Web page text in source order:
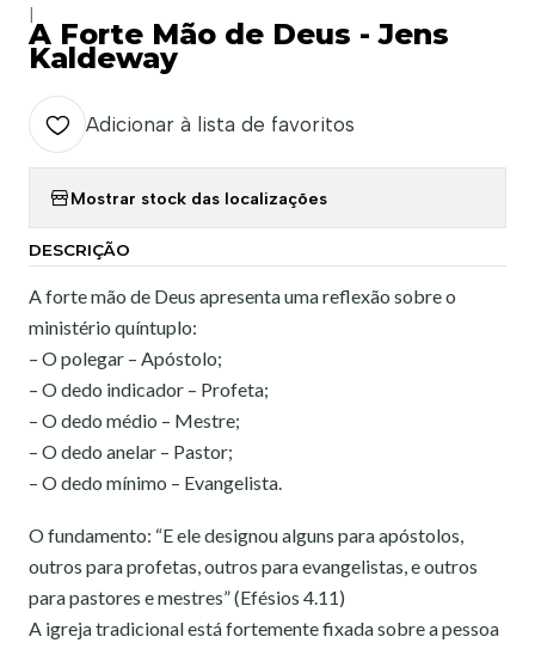
A Forte Mão de Deus - Jens
Kaldeway
Adicionar à lista de favoritos
Mostrar stock das localizações
DESCRIÇÃO
A forte mão de Deus apresenta uma reflexão sobre o
ministério quíntuplo:
– O polegar – Apóstolo;
– O dedo indicador – Profeta;
– O dedo médio – Mestre;
– O dedo anelar – Pastor;
– O dedo mínimo – Evangelista.
O fundamento: “E ele designou alguns para apóstolos,
outros para profetas, outros para evangelistas, e outros
para pastores e mestres” (Efésios 4.11)
A igreja tradicional está fortemente fixada sobre a pessoa